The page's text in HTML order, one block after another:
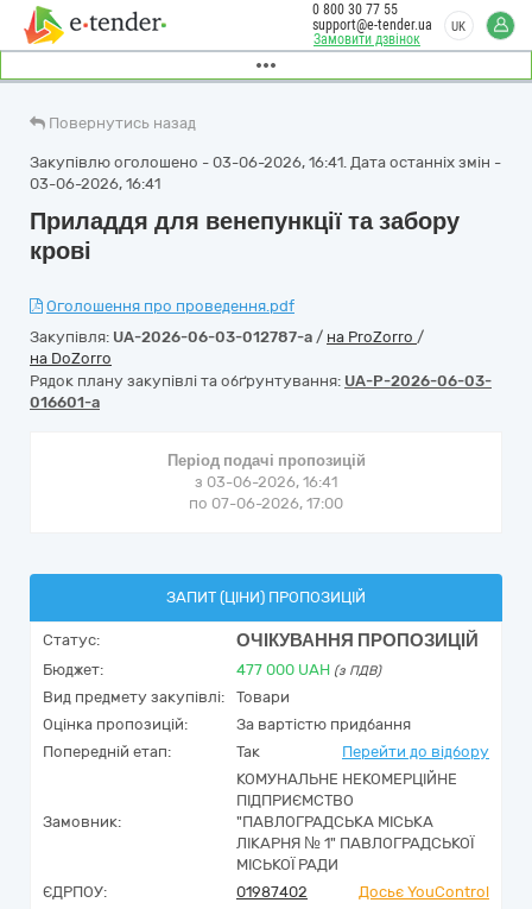
Замовити дзвінок
0 800 30 77 55
support@e-tender.ua
UK
Повернутись назад
Закупівлю оголошено - 03-06-2026, 16:41. Дата останніх змін -
03-06-2026, 16:41
Приладдя для венепункції та забору
крові
Оголошення про проведення.pdf
Закупівля: UA-2026-06-03-012787-a / на ProZorro /
на DoZorro
Рядок плану закупівлі та обґрунтування: UA-P-2026-06-03-
016601-a
Період подачі пропозицій
з 03-06-2026, 16:41
по 07-06-2026, 17:00
ЗАПИТ (ЦІНИ) ПРОПОЗИЦІЙ
Статус: ОЧІКУВАННЯ ПРОПОЗИЦІЙ
Бюджет: 477 000 UAH (з ПДВ)
Вид предмету закупівлі:
Товари
Оцінка пропозицій:
За вартістю придбання
Попередній етап:
Так Перейти до відбору
Замовник:
КОМУНАЛЬНЕ НЕКОМЕРЦІЙНЕ
ПІДПРИЄМСТВО
"ПАВЛОГРАДСЬКА МІСЬКА
ЛІКАРНЯ № 1" ПАВЛОГРАДСЬКОЇ
МІСЬКОЇ РАДИ
ЄДРПОУ:
01987402
Досьє YouControl